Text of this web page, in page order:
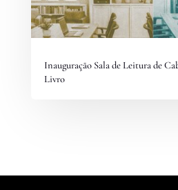
Inauguração Sala de Leitura de
Livro